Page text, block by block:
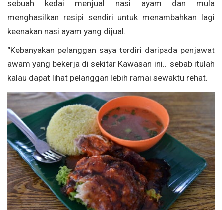
sebuah kedai menjual nasi ayam dan mula
menghasilkan resipi sendiri untuk menambahkan lagi
keenakan nasi ayam yang dijual.
“Kebanyakan pelanggan saya terdiri daripada penjawat
awam yang bekerja di sekitar Kawasan ini… sebab itulah
kalau dapat lihat pelanggan lebih ramai sewaktu rehat.